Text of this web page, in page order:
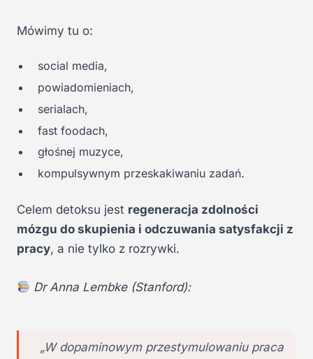
Mówimy tu o:
social media,
powiadomieniach,
serialach,
fast foodach,
głośnej muzyce,
kompulsywnym przeskakiwaniu zadań.
Celem detoksu jest regeneracja zdolności
mózgu do skupienia i odczuwania satysfakcji z
pracy, a nie tylko z rozrywki.
Dr Anna Lembke (Stanford):
„W dopaminowym przestymulowaniu praca